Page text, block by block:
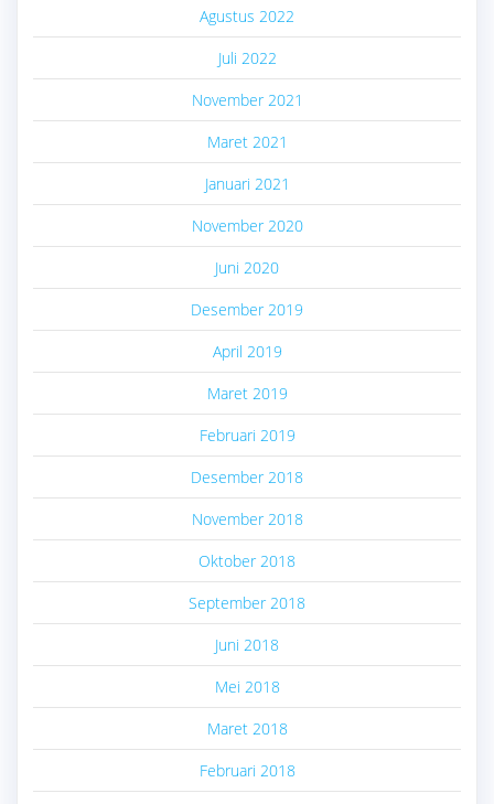
Agustus 2022
Juli 2022
November 2021
Maret 2021
Januari 2021
November 2020
Juni 2020
Desember 2019
April 2019
Maret 2019
Februari 2019
Desember 2018
November 2018
Oktober 2018
September 2018
Juni 2018
Mei 2018
Maret 2018
Februari 2018